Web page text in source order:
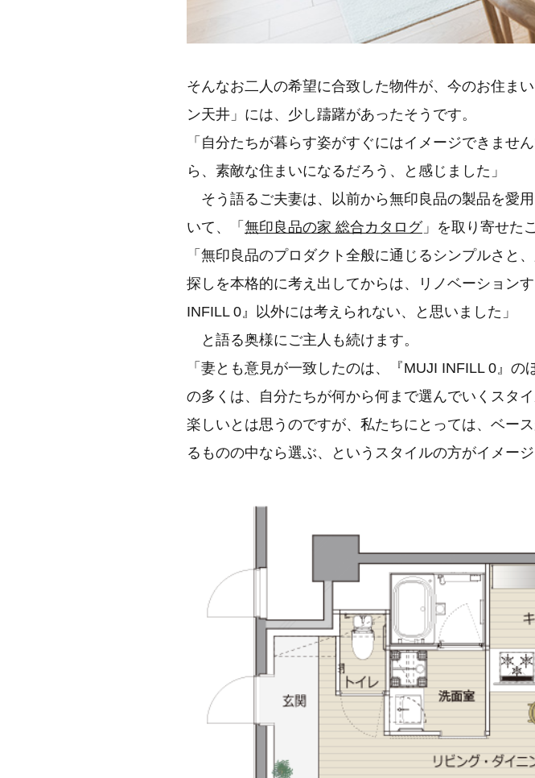
そんなお二人の希望に合致した物件が、今のお住ま
ン天井」には、少し躊躇があったそうです。
「自分たちが暮らす姿がすぐにはイメージできませ
ら、素敵な住まいになるだろう、と感じました」
そう語るご夫妻は、以前から無印良品の製品を愛用
いて、「 無印良品の家 総合カタログ」を取り寄せた
「無印良品のプロダクト全般に通じるシンプルさと
探しを本格的に考え出してからは、リノベーション
INFILL 0』以外には考えられない、と思いました」
と語る奥様にご主人も続けます。
「妻とも意見が一致したのは、『MUJI INFILL 0』
の多くは、自分たちが何から何まで選んでいくスタ
楽しいとは思うのですが、私たちにとっては、ベー
るものの中なら選ぶ、というスタイルの方がイメー